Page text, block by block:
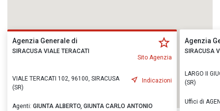
Agenzia Generale di
SIRACUSA VIALE TERACATI
Sito Agenzia
VIALE TERACATI 102, 96100, SIRACUSA
(SR)
Indicazioni
Agenti: GIUNTA ALBERTO, GIUNTA CARLO ANTONIO
Agenzia
SIRACUSA
LARGO II
(SR)
Uffici di